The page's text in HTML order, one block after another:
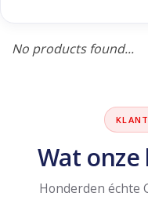
No products found...
Wat
Honderden échte